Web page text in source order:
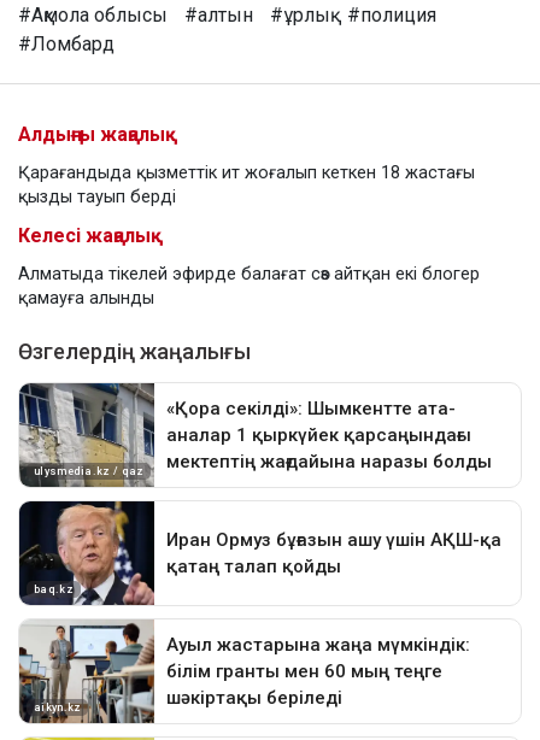
#Ақмола облысы #алтын #ұрлық
#полиция
#Ломбард
Алдыңғы жаңалық
Қарағандыда қызметтік ит жоғалып кеткен 18 жастағы
қызды тауып берді
Келесі жаңалық
Алматыда тікелей эфирде балағат сөз айтқан екі блогер
қамауға алынды